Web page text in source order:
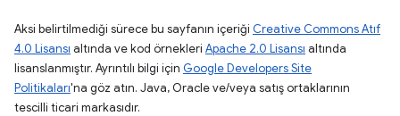
Aksi belirtilmediği sürece bu sayfanın içeriği Creative Commons Atıf
4.0 Lisansı altında ve kod örnekleri Apache 2.0 Lisansı altında
lisanslanmıştır. Ayrıntılı bilgi için Google Developers Site
Politikaları'na göz atın. Java, Oracle ve/veya satış ortaklarının
tescilli ticari markasıdır.